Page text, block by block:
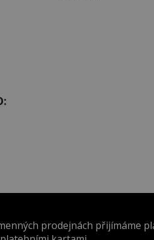
prodejnách přijímáme